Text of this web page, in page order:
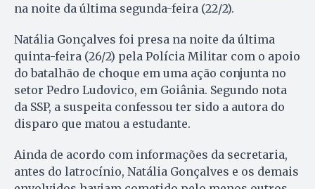
na noite da última segunda-feira (22/2).
Natália Gonçalves foi presa na noite da última
quinta-feira (26/2) pela Polícia Militar com o apoio
do batalhão de choque em uma ação conjunta no
setor Pedro Ludovico, em Goiânia. Segundo nota
da SSP, a suspeita confessou ter sido a autora do
disparo que matou a estudante.
Ainda de acordo com informações da secretaria,
antes do latrocínio, Natália Gonçalves e os demais